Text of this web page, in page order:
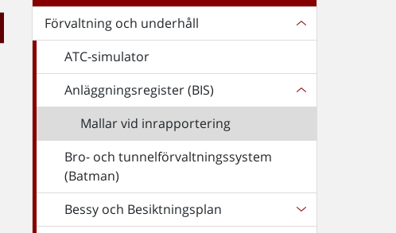
Förvaltning och underhåll
ATC-simulator
Anläggningsregister (BIS)
Mallar vid inrapportering
Bro- och tunnelförvaltningssystem
(Batman)
Bessy och Besiktningsplan